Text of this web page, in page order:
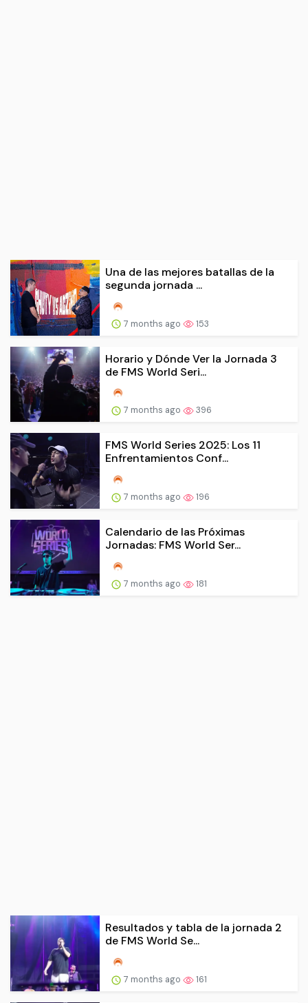
Una de las mejores batallas de la
segunda jornada ...
7 months ago 153
Horario y Dónde Ver la Jornada 3
de FMS World Seri...
7 months ago 396
FMS World Series 2025: Los 11
Enfrentamientos Conf...
7 months ago 196
Calendario de las Próximas
Jornadas: FMS World Ser...
7 months ago 181
Resultados y tabla de la jornada 2
de FMS World Se...
7 months ago 161